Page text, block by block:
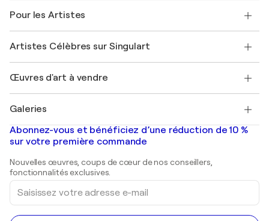
Offrir une carte cadeau
Rejoignez notre programme commercial
Mon compte
+33 1 76 44 06 42
FAQ
Magazine Singulart
Emplois
Découvrez une sélection d'art original
Pour les Artistes
Se connecter en tant qu'Artiste
Artistes Célèbres sur Singulart
Marc Chagall
Banksy
Mr. Brainwash
Shepard Fairey
Œuvres d'art à vendre
Tableaux abstraits à vendre
Peintures de paysage
Estampes
Peintures acryliques
Galeries
Galeries d'art en France
Galeries d'art en Belgique
Abonnez-vous et bénéficiez d’une réduction de 10 %
sur votre première commande
Nouvelles œuvres, coups de cœur de nos conseillers,
fonctionnalités exclusives.
Saisissez
votre
adresse
e-